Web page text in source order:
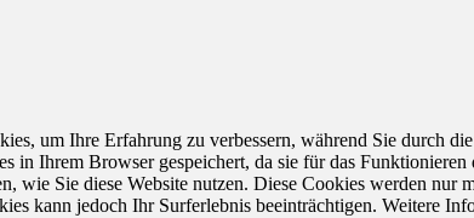
um Ihre Erfahrung zu verbessern, während Sie durch
in Ihrem Browser gespeichert, da sie für das
wie Sie diese Website nutzen. Diese Cookies werden
kann jedoch Ihr Surferlebnis beeinträchtigen. Weitere